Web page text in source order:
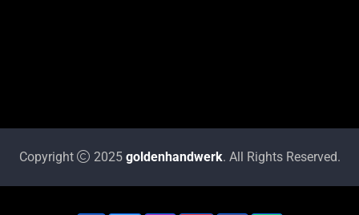
Copyright 2025 goldenhandwerk. All Rights Reserved.